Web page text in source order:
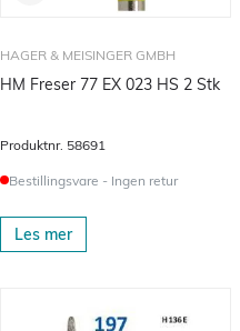
HAGER & MEISINGER GMBH
HM Freser 77 EX 023 HS 2 Stk
Produktnr. 58691
Bestillingsvare - Ingen retur
Les mer